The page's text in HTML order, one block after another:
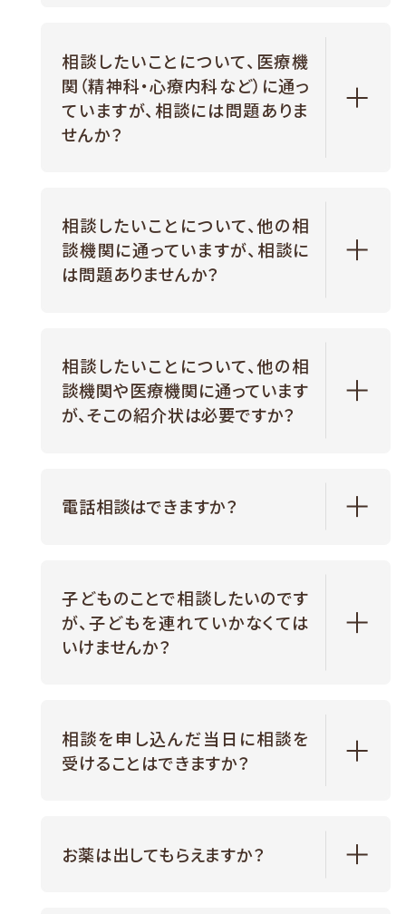
こちら
相談したいことについて、医療機
関（精神科・心療内科など）に通っ
ていますが、 相談には問題ありま
せんか？
相談したいことについて、他の相
談機関に通っていますが、相談に
は問題ありませんか？
相談したいことについて、他の相
談機関や医療機関に通っています
が、そこの紹介状は必要ですか？
電話相談はできますか？
子どものことで相談したいのです
が、子どもを連れていかなくては
いけませんか？
相談を申し込んだ当日に相談を
受けることはできますか？
お薬は出してもらえますか？